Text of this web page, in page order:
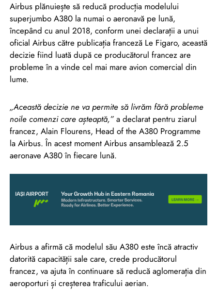
Airbus plănuiește să reducă producția modelului
superjumbo A380 la numai o aeronavă pe lună,
începând cu anul 2018, conform unei declarații a unui
oficial Airbus către publicația franceză Le Figaro, această
decizie fiind luată după ce producătorul francez are
probleme în a vinde cel mai mare avion comercial din
lume.
„Această decizie ne va permite să livrăm fără probleme
noile comenzi care așteaptă,” a declarat pentru ziarul
francez, Alain Flourens, Head of the A380 Programme
la Airbus. În acest moment Airbus ansamblează 2.5
aeronave A380 în fiecare lună.
Airbus a afirmă că modelul său A380 este încă atractiv
datorită capacității sale care, crede producătorul
francez, va ajuta în continuare să reducă aglomerația din
aeroporturi și creșterea traficului aerian.